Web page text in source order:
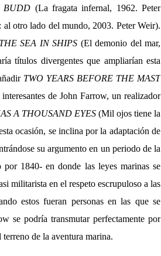
BUDD (La fragata infernal, 1962. Peter
otro lado del mundo, 2003. Peter Weir).
SEA IN SHIPS (El demonio del mar,
títulos divergentes que ampliarían esta
TWO YEARS BEFORE THE MAST
de John Farrow, un realizador
A THOUSAND EYES (Mil ojos tiene la
ocasión, se inclina por la adaptación de
su argumento en un periodo de la
1840- en donde las leyes marinas se
militarista en el respeto escrupuloso a las
estos fueran personas en las que se
se podría transmutar perfectamente por
de la aventura marina.